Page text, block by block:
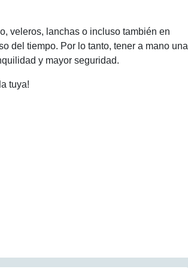
veleros, lanchas o incluso también en
del tiempo. Por lo tanto, tener a mano una
y mayor seguridad.
tuya!